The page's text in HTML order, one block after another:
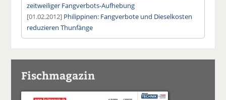
zeitweiliger Fangverbots-Aufhebung
[01.02.2012] Philippinen: Fangverbote und Dieselkosten
reduzieren Thunfänge
Fischmagazin